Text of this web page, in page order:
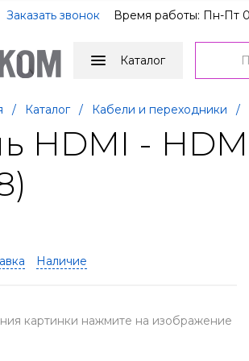
Заказать звонок Время работы: Пн-Пт
Каталог
/ Каталог / Кабели и переходники /
HDMI -
Наличие
картинки нажмите на изображение